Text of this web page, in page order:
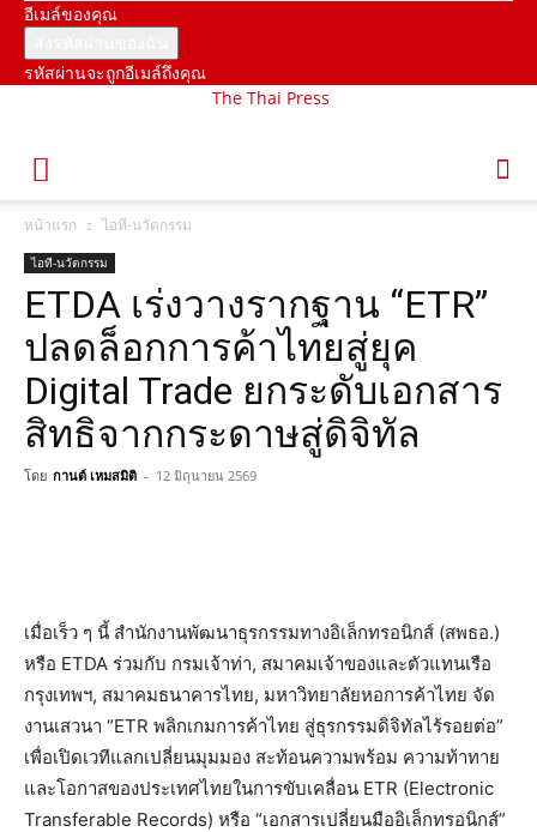
อีเมล์ของคุณ
รหัสผ่านจะถูกอีเมล์ถึงคุณ
The Thai Press
หน้าแรก ไอที-นวัตกรรม
ไอที-นวัตกรรม
ETDA เร่งวางรากฐาน “ETR”
ปลดล็อกการค้าไทยสู่ยุค
Digital Trade ยกระดับเอกสาร
สิทธิจากกระดาษสู่ดิจิทัล
โดย กานต์ เหมสมิติ - 12 มิถุนายน 2569
เมื่อเร็ว ๆ นี้ สำนักงานพัฒนาธุรกรรมทางอิเล็กทรอนิกส์ (สพธอ.)
หรือ ETDA ร่วมกับ กรมเจ้าท่า, สมาคมเจ้าของและตัวแทนเรือ
กรุงเทพฯ, สมาคมธนาคารไทย, มหาวิทยาลัยหอการค้าไทย จัด
งานเสวนา “ETR พลิกเกมการค้าไทย สู่ธุรกรรมดิจิทัลไร้รอยต่อ”
เพื่อเปิดเวทีแลกเปลี่ยนมุมมอง สะท้อนความพร้อม ความท้าทาย
และโอกาสของประเทศไทยในการขับเคลื่อน ETR (Electronic
Transferable Records) หรือ “เอกสารเปลี่ยนมืออิเล็กทรอนิกส์”